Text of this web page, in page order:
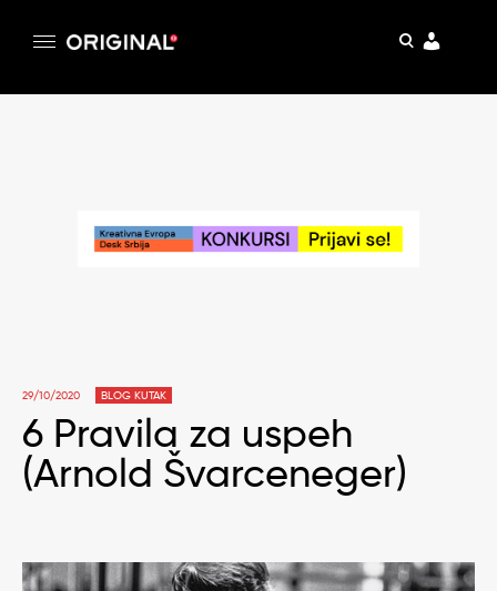
pretraga
29/10/2020 BLOG KUTAK
6 Pravila za uspeh
(Arnold Švarceneger)